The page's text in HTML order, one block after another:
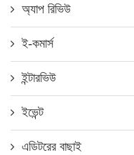
অ্যাপ রিভিউ
ই-কমার্স
ইন্টারভিউ
ইভেন্ট
এডিটরের বাছাই